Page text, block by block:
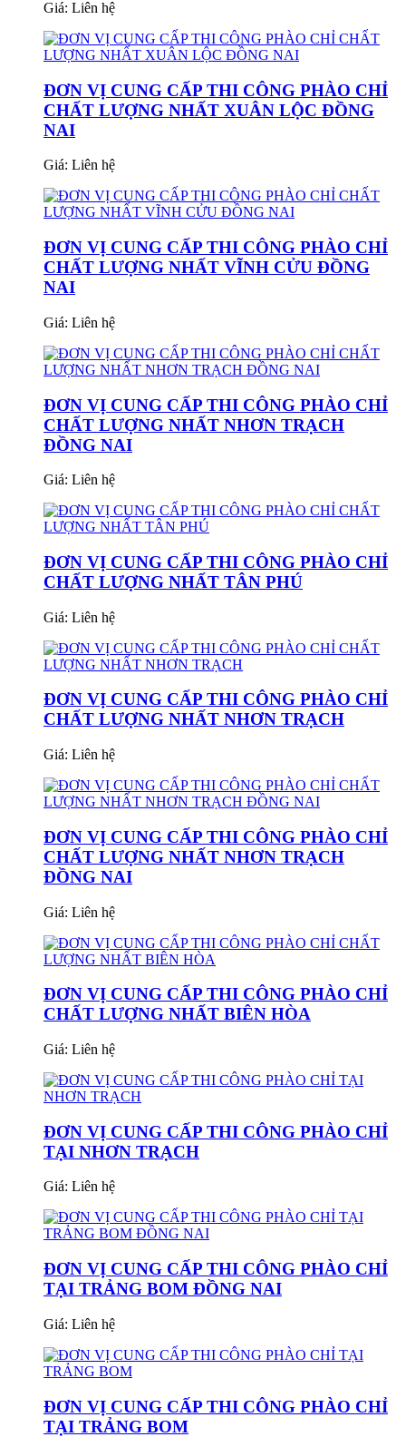
Giá: Liên hệ
ĐƠN VỊ CUNG CẤP THI CÔNG PHÀO CHỈ
CHẤT LƯỢNG NHẤT XUÂN LỘC ĐỒNG
NAI
Giá: Liên hệ
ĐƠN VỊ CUNG CẤP THI CÔNG PHÀO CHỈ
CHẤT LƯỢNG NHẤT VĨNH CỬU ĐỒNG
NAI
Giá: Liên hệ
ĐƠN VỊ CUNG CẤP THI CÔNG PHÀO CHỈ
CHẤT LƯỢNG NHẤT NHƠN TRẠCH
ĐỒNG NAI
Giá: Liên hệ
ĐƠN VỊ CUNG CẤP THI CÔNG PHÀO CHỈ
CHẤT LƯỢNG NHẤT TÂN PHÚ
Giá: Liên hệ
ĐƠN VỊ CUNG CẤP THI CÔNG PHÀO CHỈ
CHẤT LƯỢNG NHẤT NHƠN TRẠCH
Giá: Liên hệ
ĐƠN VỊ CUNG CẤP THI CÔNG PHÀO CHỈ
CHẤT LƯỢNG NHẤT NHƠN TRẠCH
ĐỒNG NAI
Giá: Liên hệ
ĐƠN VỊ CUNG CẤP THI CÔNG PHÀO CHỈ
CHẤT LƯỢNG NHẤT BIÊN HÒA
Giá: Liên hệ
ĐƠN VỊ CUNG CẤP THI CÔNG PHÀO CHỈ
TẠI NHƠN TRẠCH
Giá: Liên hệ
ĐƠN VỊ CUNG CẤP THI CÔNG PHÀO CHỈ
TẠI TRẢNG BOM ĐỒNG NAI
Giá: Liên hệ
ĐƠN VỊ CUNG CẤP THI CÔNG PHÀO CHỈ
TẠI TRẢNG BOM